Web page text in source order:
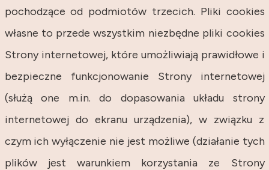
pochodzące od podmiotów trzecich. Pliki cookies
własne to przede wszystkim niezbędne pliki cookies
Strony internetowej, które umożliwiają prawidłowe i
bezpieczne funkcjonowanie Strony internetowej
(służą one m.in. do dopasowania układu strony
internetowej do ekranu urządzenia), w związku z
czym ich wyłączenie nie jest możliwe (działanie tych
plików jest warunkiem korzystania ze Strony